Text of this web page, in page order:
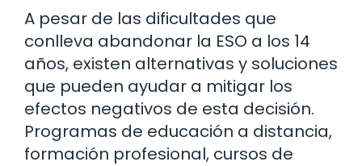
A pesar de las dificultades que
conlleva abandonar la ESO a los 14
años, existen alternativas y soluciones
que pueden ayudar a mitigar los
efectos negativos de esta decisión.
Programas de educación a distancia,
formación profesional, cursos de